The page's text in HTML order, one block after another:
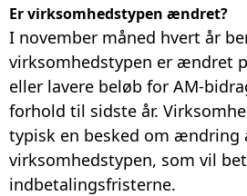
Er virksomhedstypen ændret?
I november måned hvert år
virksomhedstypen er ændret
eller lavere beløb for AM-
forhold til sidste år.
typisk en besked om ændring
virksomhedstypen, som vil
indbetalingsfristerne.